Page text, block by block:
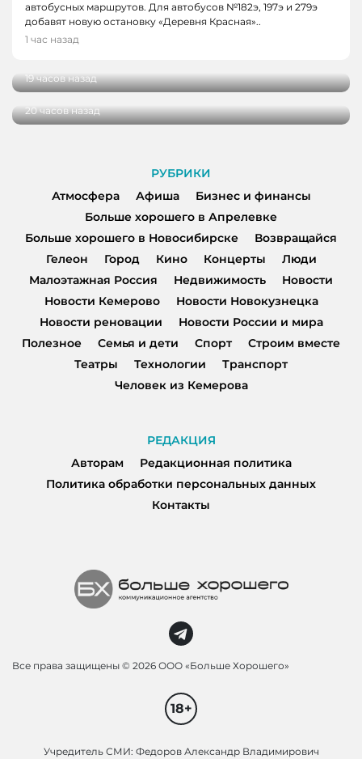
автобусных маршрутов. Для автобусов №182э, 197э и 279э
добавят новую остановку «Деревня Красная»..
1 час назад
НОВОСТИ
В Кузбассе наградили лучших тренеров,
19 часов назад
НОВОСТИ, НОВОСТИ КЕМЕРОВО
годом
20 часов назад
РУБРИКИ
Атмосфера
Афиша
Бизнес и финансы
Больше хорошего в Апрелевке
Больше хорошего в Новосибирске
Возвращайся
Гелеон
Город Кино Концерты
Люди
Малоэтажная Россия
Недвижимость
Новости
Новости Кемерово
Новости Новокузнецка
Новости реновации
Новости России и мира
Полезное
Семья и дети Спорт
Строим вместе
Театры
Технологии
Транспорт
Человек из Кемерова
РЕДАКЦИЯ
Авторам
Редакционная политика
Политика обработки персональных данных
Контакты
Все права защищены © 2026 ООО «Больше Хорошего»
18+
Учредитель СМИ: Федоров Александр Владимирович